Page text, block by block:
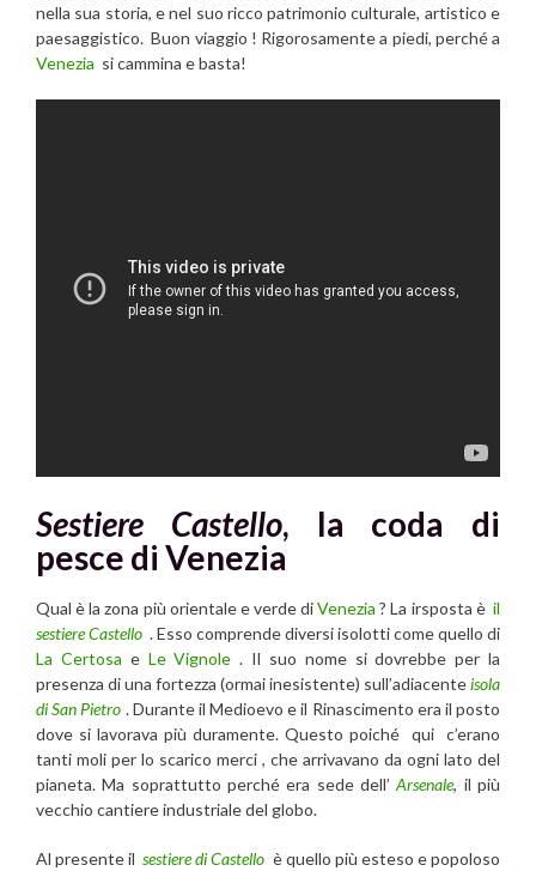
nella sua storia, e nel suo ricco patrimonio culturale, artistico e
paesaggistico. Buon viaggio ! Rigorosamente a piedi, perché a
Venezia si cammina e basta!
Sestiere Castello, la coda di
pesce di Venezia
Qual è la zona più orientale e verde diVenezia ? La irsposta èil
sestiere Castello . Esso comprende diversi isolotti come quello di
La Certosa e Le Vignole . Il suo nome si dovrebbe per la
presenza di una fortezza (ormai inesistente) sull’adiacenteisola
di San Pietro . Durante il Medioevo e il Rinascimento era il posto
dove si lavorava più duramente. Questo poiché qui c’erano
tanti moli per lo scarico merci , che arrivavano da ogni lato del
pianeta. Ma soprattutto perché era sede dell’Arsenale, il più
vecchio cantiere industriale del globo.
Al presente ilsestiere di Castello è quello più esteso e popoloso